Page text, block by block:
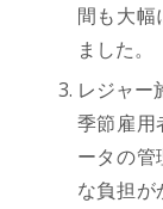
間も大
ました。
レジャー
季節雇用
ータの管
な負担